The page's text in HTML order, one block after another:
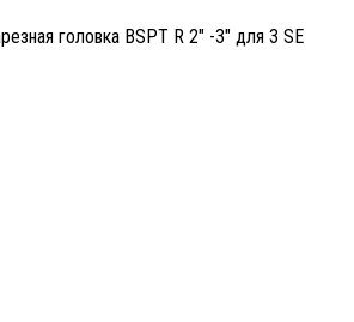
головка BSPT R 2″ -3″ для 3 SE